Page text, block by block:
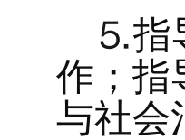
⒌指
作；指
与社会